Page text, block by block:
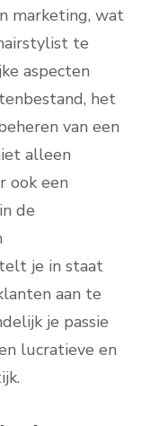
marketing, wat
te
aspecten
het
van een
alleen
ook een
de
je in staat
aan te
je passie
lucratieve en